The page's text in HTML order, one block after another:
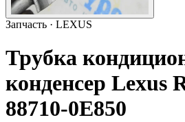
Запчасть · LEXUS
Трубка
конденсер Lexus
88710-0E850